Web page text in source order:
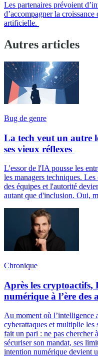
Les partenaires prévoient
d’accompagner la
artificielle.
Autres articles
Bug de genre
La tech veut un autre
ses vieux réflexes
L'essor de l'IA pousse les
les managers techniques.
des équipes et l'autorité
autant que d'inclusion. Oui,
Chronique
Après les cryptoactifs,
numérique à l’ère des
Au moment où l’intelligence
cyberattaques et multiplie les
fait un pari : ne pas chercher
sécuriser son mandat, ses
intention numérique devient